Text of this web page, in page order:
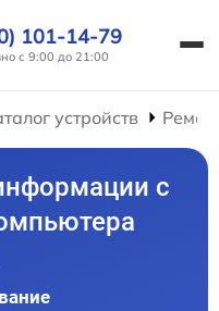
101-14-79
с 9:00 до 21:00
устройств
с